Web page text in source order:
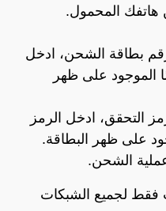
بطاقة الشحن، ادخل
من 16 رقمًا الموجود على ظهر
التحقق، ادخل الرمز
الشحن.
فقط لجميع الشبكات